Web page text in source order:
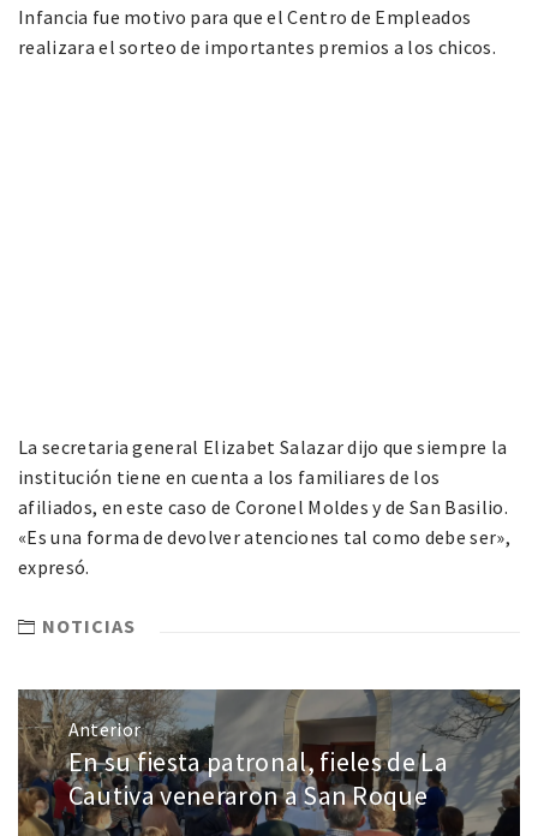
Infancia fue motivo para que el Centro de Empleados
realizara el sorteo de importantes premios a los chicos.
La secretaria general Elizabet Salazar dijo que siempre la
institución tiene en cuenta a los familiares de los
afiliados, en este caso de Coronel Moldes y de San Basilio.
«Es una forma de devolver atenciones tal como debe ser»,
expresó.
NOTICIAS
Anterior
En su fiesta patronal, fieles de La
Cautiva veneraron a San Roque